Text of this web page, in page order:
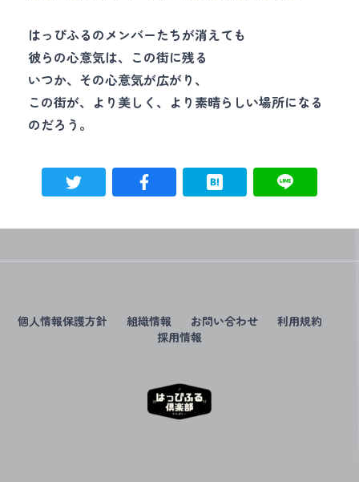
はっぴふるのメンバーたちが消えても
彼らの心意気は、この街に残る
いつか、その心意気が広がり、
この街が、より美しく、より素晴らしい場所になる
のだろう。
個人情報保護方針 組織情報 お問い合わせ
利用規約
採用情報